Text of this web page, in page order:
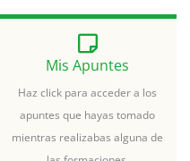
Mis Apuntes
Haz click para acceder a los
apuntes que hayas tomado
mientras realizabas alguna de